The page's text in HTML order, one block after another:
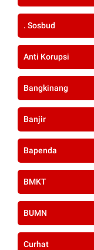
. Sosbud
Anti Korupsi
Bangkinang
Banjir
Bapenda
BMKT
BUMN
Curhat